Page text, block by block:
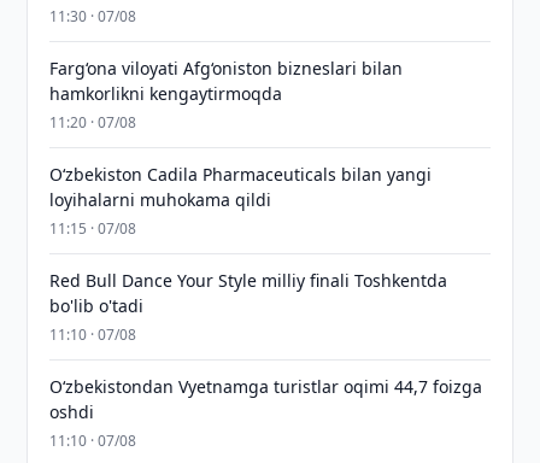
11:30 · 07/08
Farg‘ona viloyati Afg‘oniston bizneslari bilan
hamkorlikni kengaytirmoqda
11:20 · 07/08
Oʻzbekiston Cadila Pharmaceuticals bilan yangi
loyihalarni muhokama qildi
11:15 · 07/08
Red Bull Dance Your Style milliy finali Toshkentda
bo'lib o'tadi
11:10 · 07/08
O‘zbekistondan Vyetnamga turistlar oqimi 44,7 foizga
oshdi
11:10 · 07/08